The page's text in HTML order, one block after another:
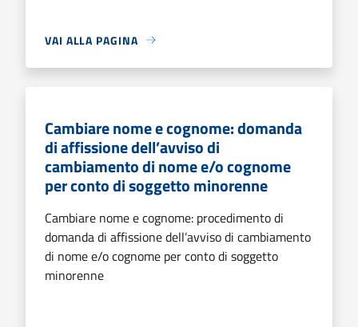
VAI ALLA PAGINA
Cambiare nome e cognome: domanda
di affissione dell’avviso di
cambiamento di nome e/o cognome
per conto di soggetto minorenne
Cambiare nome e cognome: procedimento di
domanda di affissione dell’avviso di cambiamento
di nome e/o cognome per conto di soggetto
minorenne